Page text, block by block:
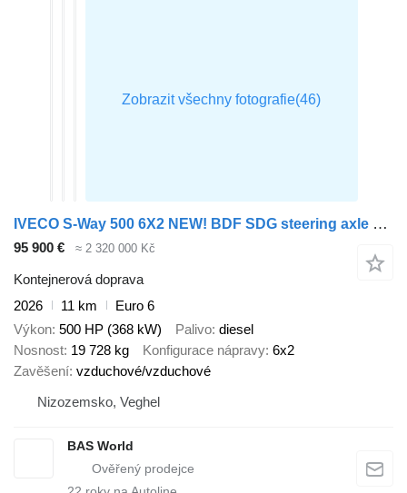
IVECO S-Way 500 6X2 NEW! BDF SDG steering axle EURO 6
95 900 € ≈ 2 320 000 Kč
Kontejnerová doprava
2026
11 km
Euro 6
Výkon 500 HP (368 kW) Palivo diesel
Nosnost 19 728 kg Konfigurace nápravy 6x2
Zavěšení vzduchové/vzduchové
Nizozemsko, Veghel
BAS World